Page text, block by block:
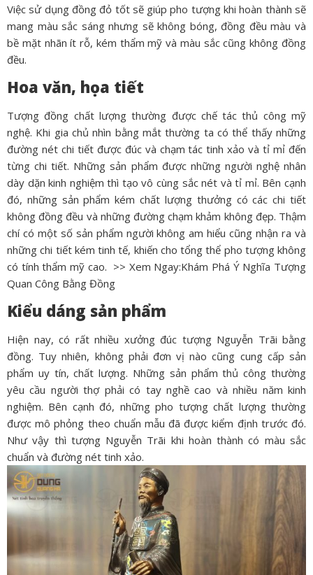
Việc sử dụng đồng đỏ tốt sẽ giúp pho tượng khi hoàn thành sẽ
mang màu sắc sáng nhưng sẽ không bóng, đồng đều màu và
bề mặt nhãn ít rỗ, kém thẩm mỹ và màu sắc cũng không đồng
đều.
Hoa văn, họa tiết
Tượng đồng chất lượng thường được chế tác thủ công mỹ
nghệ. Khi gia chủ nhìn bằng mắt thường ta có thể thấy những
đường nét chi tiết được đúc và chạm tác tinh xảo và tỉ mỉ đến
từng chi tiết. Những sản phẩm được những người nghệ nhân
dày dặn kinh nghiệm thì tạo vô cùng sắc nét và tỉ mỉ. Bên cạnh
đó, những sản phẩm kém chất lượng thưởng có các chi tiết
không đồng đều và những đường chạm khảm không đẹp. Thậm
chí có một số sản phẩm người không am hiểu cũng nhận ra và
những chi tiết kém tinh tế, khiến cho tổng thể pho tượng không
có tính thẩm mỹ cao. >> Xem Ngay:Khám Phá Ý Nghĩa Tượng
Quan Công Bằng Đồng
Kiểu dáng sản phẩm
Hiện nay, có rất nhiều xưởng đúc tượng Nguyễn Trãi bằng
đồng. Tuy nhiên, không phải đơn vị nào cũng cung cấp sản
phẩm uy tín, chất lượng. Những sản phẩm thủ công thường
yêu cầu người thợ phải có tay nghề cao và nhiều năm kinh
nghiệm. Bên cạnh đó, những pho tượng chất lượng thường
được mô phỏng theo chuẩn mẫu đã được kiểm định trước đó.
Như vậy thì tượng Nguyễn Trãi khi hoàn thành có màu sắc
chuẩn và đường nét tinh xảo.